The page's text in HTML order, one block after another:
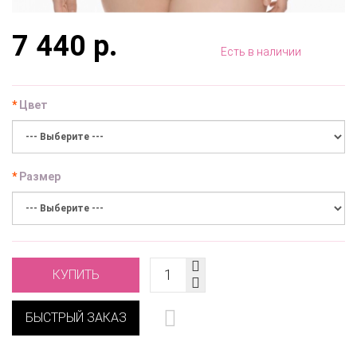
7 440 р. Есть в наличии
Цвет
Размер
КУПИТЬ
БЫСТРЫЙ ЗАКАЗ